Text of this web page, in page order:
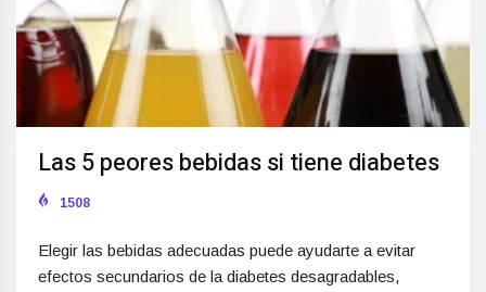
Las 5 peores bebidas si tiene diabetes
1508
Elegir las bebidas adecuadas puede ayudarte a evitar
efectos secundarios de la diabetes desagradables,